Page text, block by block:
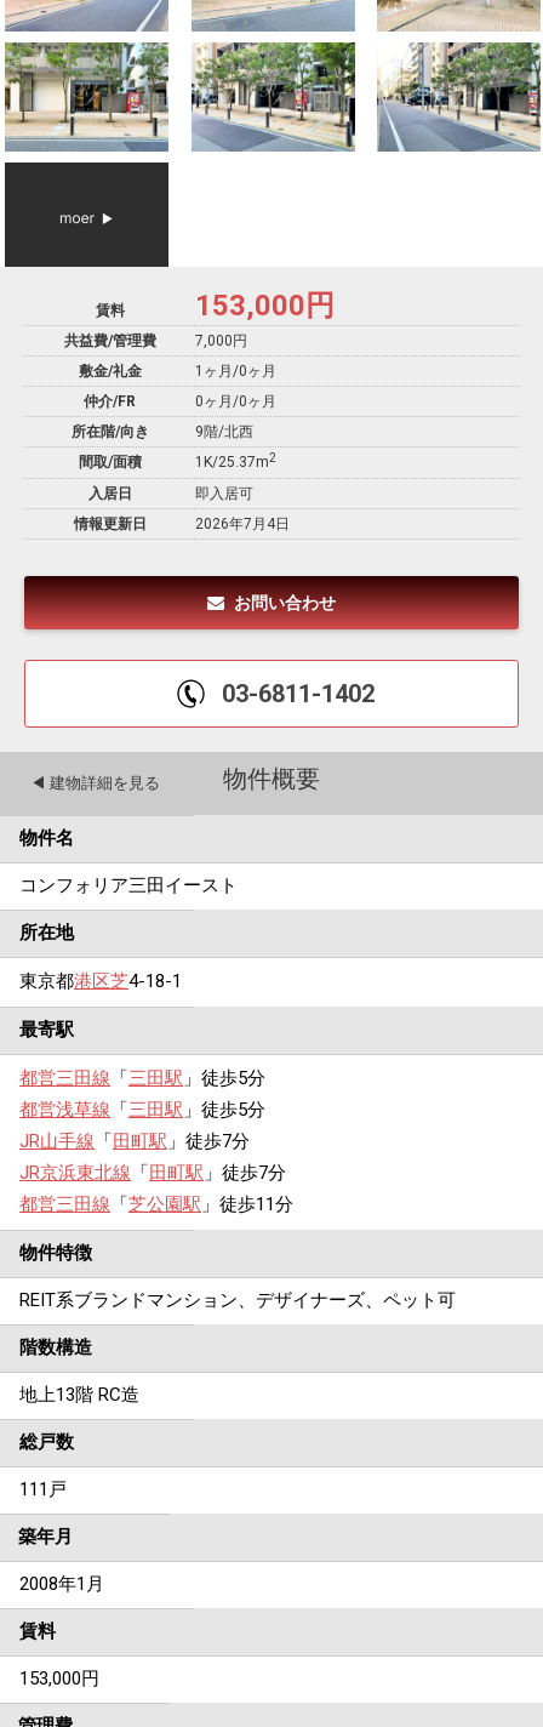
賃料 153,000 円
共益費/管理費
7,000円
敷金/礼金
1ヶ月 /0ヶ月
仲介/FR
0ヶ月 /0ヶ月
所在階/向き
9階/北西
間取/面積
1K/25.37m2
入居日
即入居可
情報更新日
2026年7月4日
お問い合わせ
03-6811-1402
物件概要
◀︎ 建物詳細を見る
物件名
コンフォリア三田イースト
所在地
東京都港区芝4-18-1
最寄駅
都営三田線 「三田駅 」徒歩5分
都営浅草線 「三田駅 」徒歩5分
JR山手線 「田町駅 」徒歩7分
JR京浜東北線 「田町駅 」徒歩7分
都営三田線 「芝公園駅 」徒歩11分
物件特徴
REIT系ブランドマンション、デザイナーズ、ペット可
階数構造
地上13階 RC造
総戸数
111戸
築年月
2008年1月
賃料
153,000円